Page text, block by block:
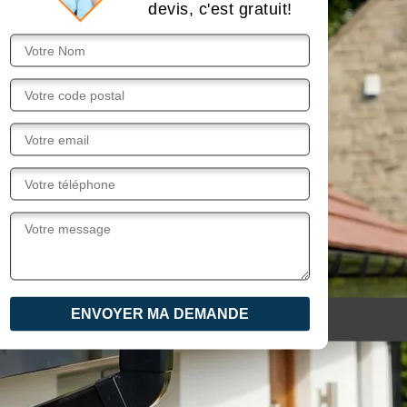
devis, c'est gratuit!